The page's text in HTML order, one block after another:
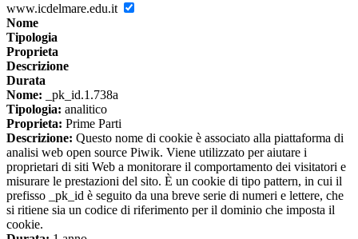
www.icdelmare.edu.it
Nome
Tipologia
Proprieta
Descrizione
Durata
Nome: _pk_id.1.738a
Tipologia: analitico
Proprieta: Prime Parti
Descrizione: Questo nome di cookie è associato alla piattaforma di
analisi web open source Piwik. Viene utilizzato per aiutare i
proprietari di siti Web a monitorare il comportamento dei visitatori e
misurare le prestazioni del sito. È un cookie di tipo pattern, in cui il
prefisso _pk_id è seguito da una breve serie di numeri e lettere, che
si ritiene sia un codice di riferimento per il dominio che imposta il
cookie.